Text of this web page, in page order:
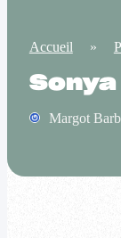
Accueil »
Margot